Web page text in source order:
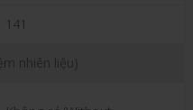
141
nhiên liệu)